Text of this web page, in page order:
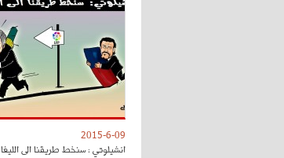
2015-6-09
انشيلوتي : سنخط طريقنا الى الليغا